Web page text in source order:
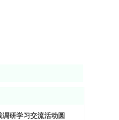
研学习交流活动圆